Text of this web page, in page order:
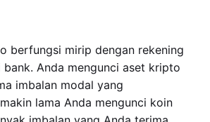
berfungsi mirip dengan rekening
Anda mengunci aset kripto
imbalan modal yang
lama Anda mengunci koin